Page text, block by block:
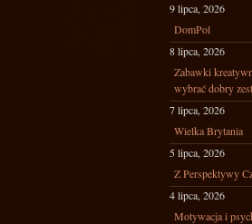
9 lipca, 2026
DomPol
8 lipca, 2026
Zabawki
wybrać dobry
7 lipca, 2026
Wielka Brytania
5 lipca, 2026
Z Perspektywy
4 lipca, 2026
Motywacja i